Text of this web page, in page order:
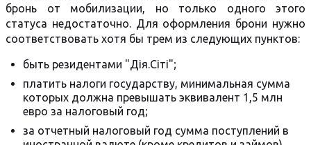
бронь от мобилизации, но только одного этого
статуса недостаточно. Для оформления брони нужно
соответствовать хотя бы трем из следующих пунктов:
быть резидентами "Дія.Сіті";
платить налоги государству, минимальная сумма
которых должна превышать эквивалент 1,5 млн
евро за налоговый год;
за отчетный налоговый год сумма поступлений в